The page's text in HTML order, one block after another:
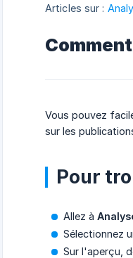
Articles sur :
Vous pouvez
sur les
Pour
Allez à
Sélectionnez
Sur l'aperçu,